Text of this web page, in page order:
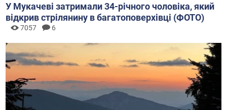
У Мукачеві затримали 34-річного чоловіка, який
відкрив стрілянину в багатоповерхівці (ФОТО)
7057 6